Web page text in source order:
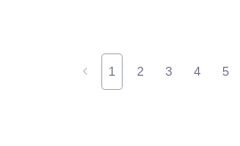
1 2 3 4 5